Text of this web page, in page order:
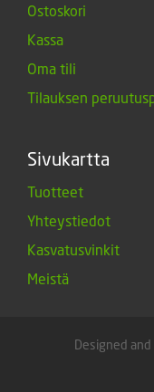
Ostoskori
Kassa
Oma tili
Tilauksen
Sivukartta
Tuotteet
Yhteystiedot
Kasvatusvinkit
Meistä
Designed